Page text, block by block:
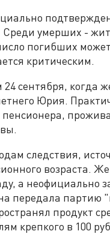
Среди умерших -
погибших может
критическим.
сентября, когда
Юрия.
пенсионера,
следствия,
возраста.
а неофициально
передала партию
продукт
крепкого в 100